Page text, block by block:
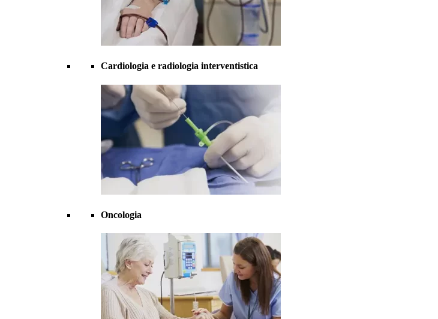
Cardiologia e radiologia interventistica
Oncologia